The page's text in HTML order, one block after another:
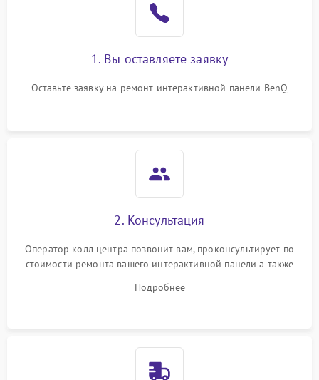
1. Вы оставляете заявку
Оставьте заявку на ремонт интерактивной панели BenQ
2. Консультация
Оператор колл центра позвонит вам, проконсультирует по
стоимости ремонта вашего интерактивной панели а также
Подробнее